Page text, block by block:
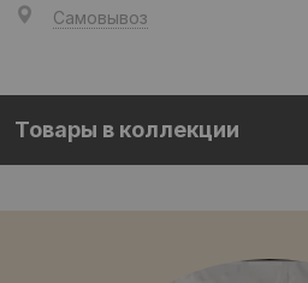
Самовывоз
Товары в коллекции